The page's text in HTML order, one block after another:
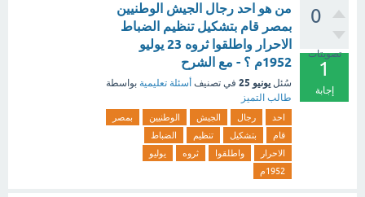
0
تصويتات
1
إجابة
من هو احد رجال الجيش الوطنيين
بمصر قام بتشكيل تنظيم الضباط
الاحرار واطلقوا ثروه 23 يوليو
1952م ؟ - مع الشرح
سُئل يونيو 25 في تصنيف أسئلة تعليمية بواسطة
طالب التميز
احد رجال الجيش الوطنيين
بمصر
قام
بتشكيل تنظيم
الضباط
الاحرار
واطلقوا ثروه
يوليو
1952م